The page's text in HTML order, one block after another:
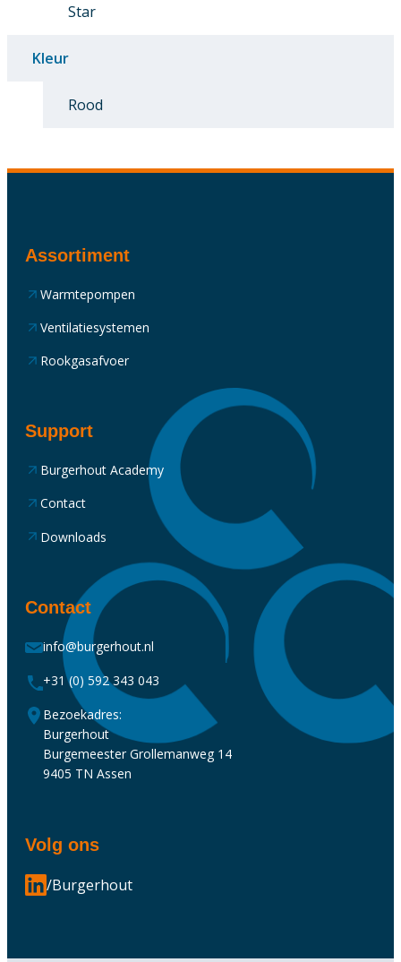
Star
Kleur
Rood
Assortiment
Warmtepompen
Ventilatiesystemen
Rookgasafvoer
Support
Burgerhout Academy
Contact
Downloads
Contact
info@burgerhout.nl
+31 (0) 592 343 043
Bezoekadres:
Burgerhout
Burgemeester Grollemanweg 14
9405 TN Assen
Volg ons
/Burgerhout